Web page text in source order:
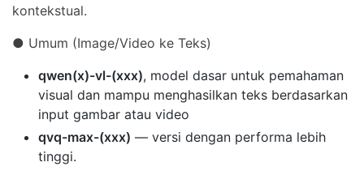
kontekstual.
● Umum (Image/Video ke Teks)
qwen(x)-vl-(xxx), model dasar untuk pemahaman
visual dan mampu menghasilkan teks berdasarkan
input gambar atau video
qvq-max-(xxx) — versi dengan performa lebih
tinggi.